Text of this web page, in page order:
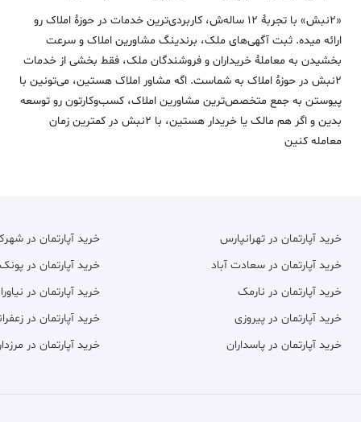
«2نبش» با تجربۀ 12 ساله‌ش، کاربردی‌ترین خدمات در حوزۀ املاک رو
ارائه میده. ثبت آگهی‌های ملک، برندینگ مشاورین املاک و سرعت
بخشیدن به معاملۀ خریداران و فروشندگان ملک، فقط بخشی از خدمات
2نبش در حوزۀ املاک به شماست. اگه مشاور املاک هستین، می‌تونین با
پیوستن به جمع متخصص‌ترین مشاورین املاک، کسب‌وکارتون رو توسعه
بدین و اگر هم مالک یا خریدار هستین، با 2نبش در کمترین زمان
معامله‌ کنین
خرید آپارتمان در تهرانپارس
خرید آپارتمان در سعادت آباد
خرید آپارتمان در نارمک
خرید آپارتمان در پیروزی
خرید آپارتمان در پاسداران
خرید آپارتمان در
خرید آپارتمان در
خرید آپارتمان در
خرید آپارتمان در
خرید آپارتمان در